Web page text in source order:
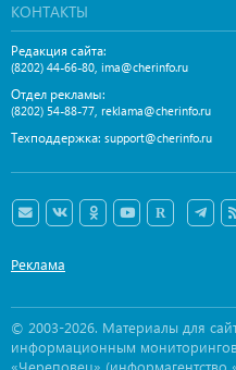
КОНТАКТЫ
Редакция сайта:
(8202) 44-66-80, ima@cherinfo.ru
Отдел рекламы:
(8202) 54-88-77, reklama@cherinfo.ru
Техподдержка: support@cherinfo.ru
Реклама
© 2003-2026. Материалы для
информационным
«Череповец»